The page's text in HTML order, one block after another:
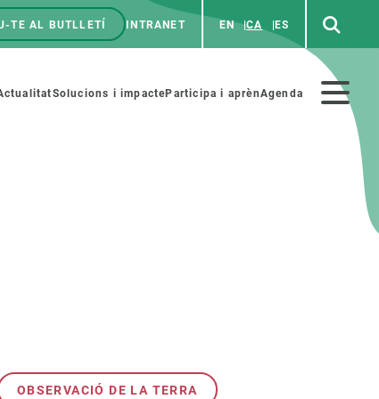
TE AL BUTLLETÍ INTRANET EN CA ES
Solucions i impacteParticipa i aprènAgenda
OBSERVACIÓ DE LA TERRA
Notícies